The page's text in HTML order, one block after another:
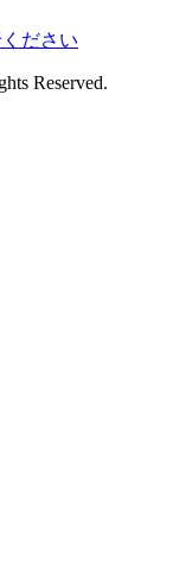
ださい
Reserved.